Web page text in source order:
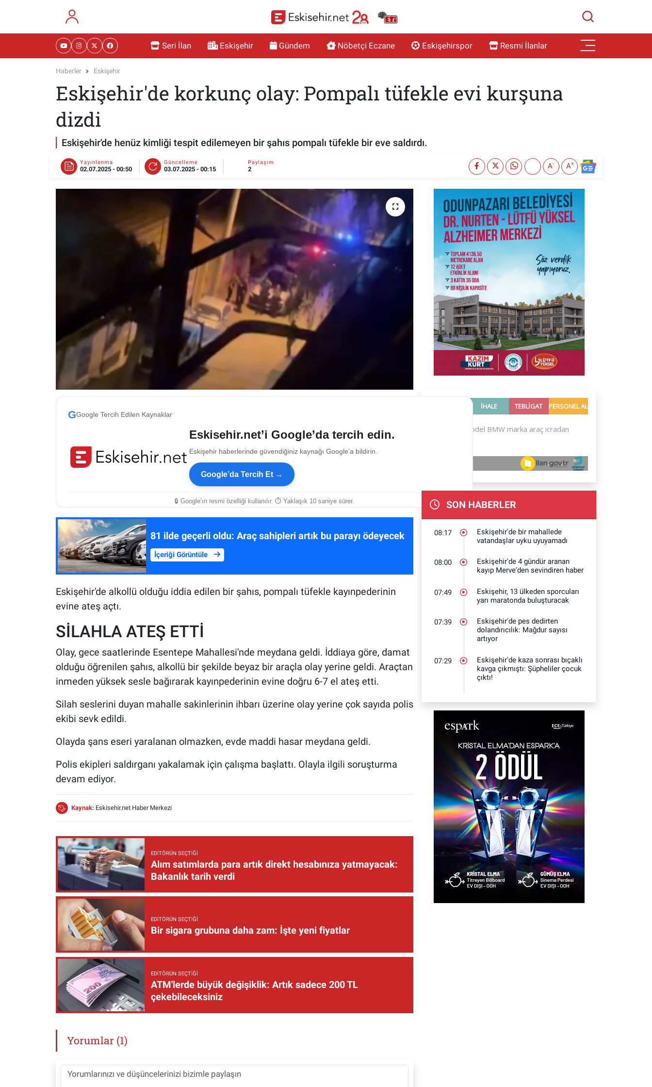
Seri İlan Eskişehir Gündem Nöbetçi Eczane Eskişehirspor Resmi İlanlar
Haberler Eskişehir
Eskişehir'de korkunç olay: Pompalı tüfekle evi kurşuna
dizdi
Eskişehir'de henüz kimliği tespit edilemeyen bir şahıs pompalı tüfekle bir eve saldırdı.
Yayınlanma
02.07.2025 - 00:50
Güncelleme
03.07.2025 - 00:15
Paylaşım
2 A- A+
GGoogle Tercih Edilen Kaynaklar
Eskisehir.net’i Google’da tercih edin.
Eskişehir haberlerinde güvendiğiniz kaynağı Google’a bildirin.
Google’da Tercih Et →
🔒 Google’ın resmi özelliği kullanılır. ⏱ Yaklaşık 10 saniye sürer.
81 ilde geçerli oldu: Araç sahipleri artık bu parayı ödeyecek
İçeriği Görüntüle
Eskişehir'de alkollü olduğu iddia edilen bir şahıs, pompalı tüfekle kayınpederinin
evine ateş açtı.
SİLAHLA ATEŞ ETTİ
Olay, gece saatlerinde Esentepe Mahallesi'nde meydana geldi. İddiaya göre, damat
olduğu öğrenilen şahıs, alkollü bir şekilde beyaz bir araçla olay yerine geldi. Araçtan
inmeden yüksek sesle bağırarak kayınpederinin evine doğru 6-7 el ateş etti.
Silah seslerini duyan mahalle sakinlerinin ihbarı üzerine olay yerine çok sayıda polis
ekibi sevk edildi.
Olayda şans eseri yaralanan olmazken, evde maddi hasar meydana geldi.
Polis ekipleri saldırganı yakalamak için çalışma başlattı. Olayla ilgili soruşturma
devam ediyor.
Kaynak: Eskisehir.net Haber Merkezi
EDITÖRÜN SEÇTIĞI
Alım satımlarda para artık direkt hesabınıza yatmayacak:
Bakanlık tarih verdi
EDITÖRÜN SEÇTIĞI
Bir sigara grubuna daha zam: İşte yeni fiyatlar
EDITÖRÜN SEÇTIĞI
ATM'lerde büyük değişiklik: Artık sadece 200 TL
çekebileceksiniz
Yorumlar (1)
SON HABERLER
08:17
Eskişehir'de bir mahallede
vatandaşlar uyku uyuyamadı
08:00
Eskişehir'de 4 gündür aranan
kayıp Merve'den sevindiren haber
07:49
Eskişehir, 13 ülkeden sporcuları
yarı maratonda buluşturacak
07:39
Eskişehir'de pes dedirten
dolandırıcılık: Mağdur sayısı
artıyor
07:29
Eskişehir'de kaza sonrası bıçaklı
kavga çıkmıştı: Şüpheliler çocuk
çıktı!
RESMİ İLANLAR
MAGAZİN
ESKİŞEHİR NÖBETÇİ ECZANELER
Eskişehir Otobüs Saatleri
Eskişehir Nöbetçi Eczaneler
Eskişehir Namaz Vakitleri
Eskişehir Trafik Yoğunluk Haritası
Süper Lig Puan Durumu ve Fikstür
Tüm Manşetler